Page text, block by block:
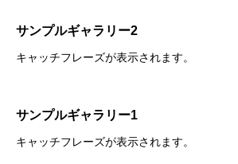
サンプルギャラリー2
キャッチフレーズが表示されます。
サンプルギャラリー1
キャッチフレーズが表示されます。